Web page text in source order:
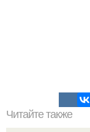
Читайте также